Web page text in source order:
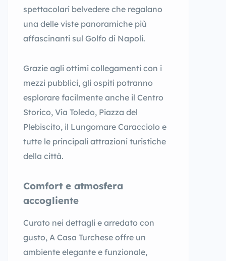
spettacolari belvedere che regalano
una delle viste panoramiche più
affascinanti sul Golfo di Napoli.
Grazie agli ottimi collegamenti con i
mezzi pubblici, gli ospiti potranno
esplorare facilmente anche il Centro
Storico, Via Toledo, Piazza del
Plebiscito, il Lungomare Caracciolo e
tutte le principali attrazioni turistiche
della città.
Comfort e atmosfera
accogliente
Curato nei dettagli e arredato con
gusto, A Casa Turchese offre un
ambiente elegante e funzionale,